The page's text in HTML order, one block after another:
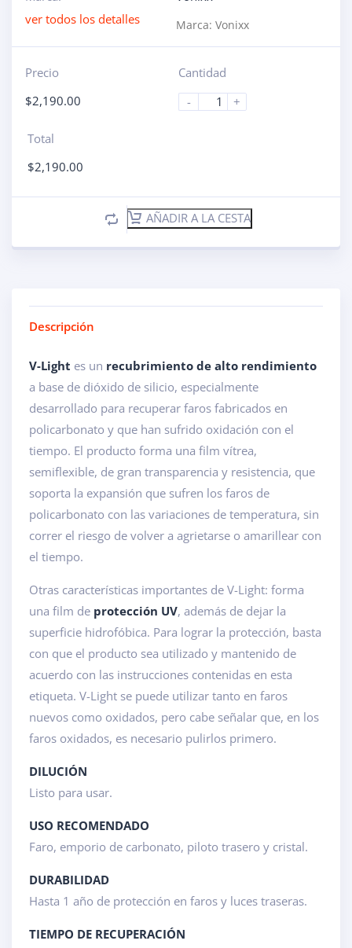
ver todos los detalles
Marca: Vonixx
Precio
$2,190.00
Cantidad
-
+
Total
$2,190.00
AÑADIR A LA CESTA
Descripción
V-Light es un recubrimiento de alto rendimiento
a base de dióxido de silicio, especialmente
desarrollado para recuperar faros fabricados en
policarbonato y que han sufrido oxidación con el
tiempo. El producto forma una film vítrea,
semiflexible, de gran transparencia y resistencia, que
soporta la expansión que sufren los faros de
policarbonato con las variaciones de temperatura, sin
correr el riesgo de volver a agrietarse o amarillear con
el tiempo.
Otras características importantes de V-Light: forma
una film de protección UV, además de dejar la
superficie hidrofóbica. Para lograr la protección, basta
con que el producto sea utilizado y mantenido de
acuerdo con las instrucciones contenidas en esta
etiqueta. V-Light se puede utilizar tanto en faros
nuevos como oxidados, pero cabe señalar que, en los
faros oxidados, es necesario pulirlos primero.
DILUCIÓN
Listo para usar.
USO RECOMENDADO
Faro, emporio de carbonato, piloto trasero y cristal.
DURABILIDAD
Hasta 1 año de protección en faros y luces traseras.
TIEMPO DE RECUPERACIÓN